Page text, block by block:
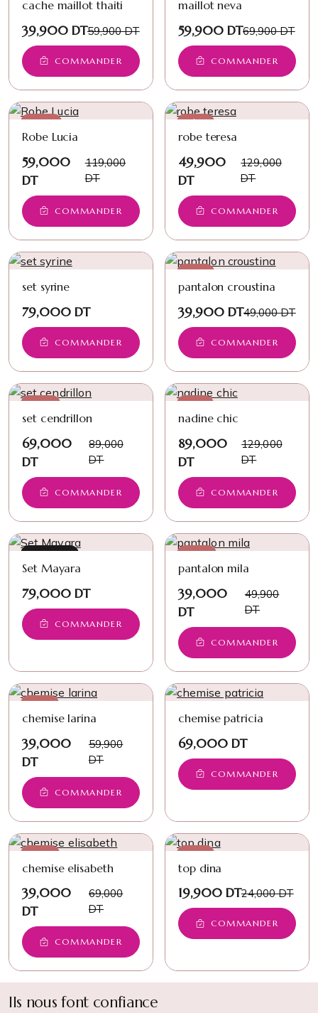
cache maillot thaiti
39,900 DT59,900 DT
COMMANDER
maillot neva
59,900 DT69,900 DT
COMMANDER
−50%
Robe Lucia
59,000
DT
119,000
DT
COMMANDER
−61%
robe teresa
49,900
DT
129,000
DT
COMMANDER
set syrine
79,000 DT
COMMANDER
−19%
pantalon croustina
39,900 DT49,000 DT
COMMANDER
−22%
set cendrillon
69,000
DT
89,000
DT
COMMANDER
−31%
nadine chic
89,000
DT
129,000
DT
COMMANDER
NOUVEAU
Set Mayara
79,000 DT
COMMANDER
−22%
pantalon mila
39,000
DT
49,900
DT
COMMANDER
−35%
chemise larina
39,000
DT
59,900
DT
COMMANDER
chemise patricia
69,000 DT
COMMANDER
−43%
chemise elisabeth
39,000
DT
69,000
DT
COMMANDER
−17%
top dina
19,900 DT24,000 DT
COMMANDER
Ils nous font confiance